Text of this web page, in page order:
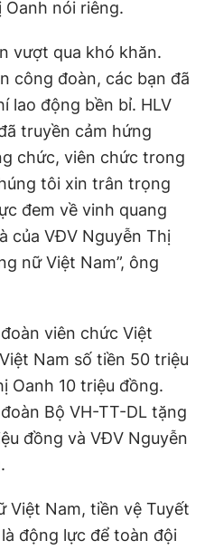
nói riêng.
vượt qua khó khăn.
công đoàn, các bạn đã
lao động bền bỉ. HLV
truyền cảm hứng
chức, viên chức trong
tôi xin trân trọng
đem về vinh quang
của VĐV Nguyễn Thị
nữ Việt Nam”, ông
viên chức Việt
Nam số tiền 50 triệu
Oanh 10 triệu đồng.
Bộ VH-TT-DL tặng
đồng và VĐV Nguyễn
Việt Nam, tiền vệ Tuyết
động lực để toàn đội